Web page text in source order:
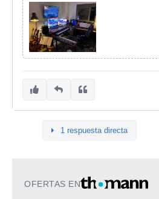
1 respuesta directa
OFERTAS EN